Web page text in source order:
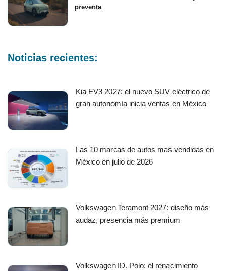
preventa
Noticias recientes:
Kia EV3 2027: el nuevo SUV eléctrico de
gran autonomía inicia ventas en México
Las 10 marcas de autos mas vendidas en
México en julio de 2026
Volkswagen Teramont 2027: diseño más
audaz, presencia más premium
Volkswagen ID. Polo: el renacimiento